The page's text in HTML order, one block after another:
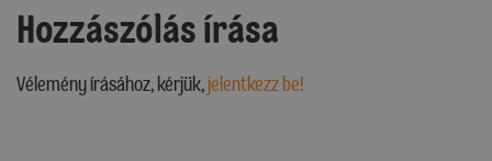
Hozzászólás írása
Vélemény írásához, kérjük,jelentkezz be!